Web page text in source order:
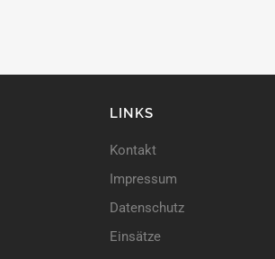
LINKS
Kontakt
Impressum
Datenschutz
Einsätze